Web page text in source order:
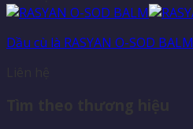
Dầu cù là RASYAN O-SOD BALM